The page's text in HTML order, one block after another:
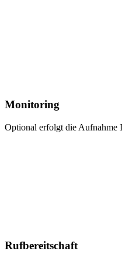
Monitoring
Optional erfolgt die Aufnahme
Rufbereitschaft